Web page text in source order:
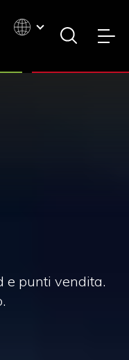
e punti vendita.